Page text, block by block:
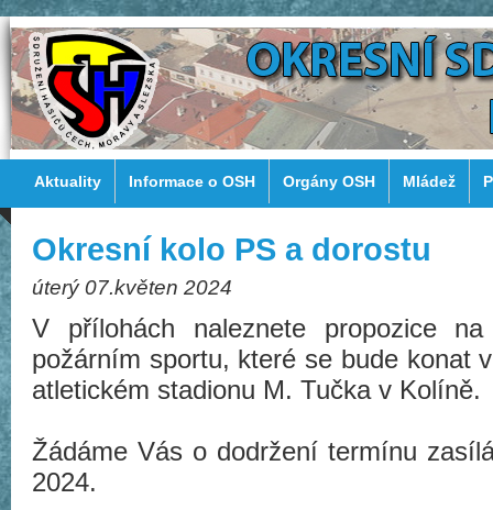
Aktuality Informace o OSH Orgány OSH Mládež
Okresní kolo PS a dorostu
úterý 07.květen 2024
V přílohách naleznete propozice
požárním sportu, které se bude konat
atletickém stadionu M. Tučka v Kolíně.
Žádáme Vás o dodržení termínu
2024.